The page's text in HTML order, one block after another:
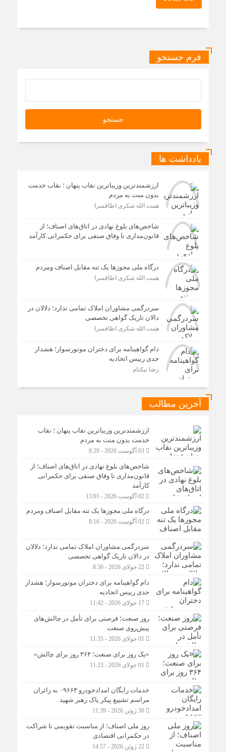
فرم جستجو
یادداشت ها
ارزشمندترین وزیباترین نقاب پنهان ؛ نقاب خدمت
بدون منت به مردم
همت الله شکری اطاقسرا
شاخص‌های بلوغ نهادی در اتاق‌های اصناف؛ از
قانون‌مداری تا وفاق صنفی برای حکمرانی کارآمد
درگاه ملی مجوزها یک تنه مقابل اصناف ومردم
همت الله شکری اطاقسرا
سردرگمی مشاوران املاک تمامی ندارد؛ دلالان در
دالان تاریک گواهی تخصصی
همت الله شکری اطاقسرا
دام گواهینامه برای دختران موتورسوار؛ هشدار
جدی رییس اتحادیه
رضا نیکنام
آخرین مطالب
ارزشمندترین وزیباترین نقاب پنهان ؛ نقاب
خدمت بدون منت به مردم
03 آگوست 2026 - 8:29
شاخص‌های بلوغ نهادی در اتاق‌های اصناف؛ از
قانون‌مداری تا وفاق صنفی برای حکمرانی
کارآمد
02 آگوست 2026 - 13:01
درگاه ملی مجوزها یک تنه مقابل اصناف ومردم
02 آگوست 2026 - 8:16
سردرگمی مشاوران املاک تمامی ندارد؛ دلالان
در دالان تاریک گواهی تخصصی
22 جولای 2026 - 8:36
دام گواهینامه برای دختران موتورسوار؛ هشدار
جدی رییس اتحادیه
17 جولای 2026 - 11:42
روز صنعت؛ فرصتی برای تأمل در چالش‌های
پیش‌روی صنعت
«یک روز برای صنعت؛ ۳۶۴ روز برای چالش»
خدمات رایگان امدادخودرو ۰۹۶۶۳ به زائران
مراسم تشییع پیکر پاک رهبر شهید
30 ژوئن 2026 - 11:39
روز ملی اصناف؛ از مناسبت تقویمی تا شراکت
در حکمرانی اقتصادی
22 ژوئن 2026 - 14:57